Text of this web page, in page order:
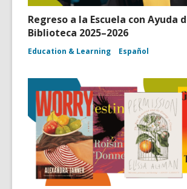
Regreso a la Escuela con Ayuda
Biblioteca 2025–2026
Education & Learning Español